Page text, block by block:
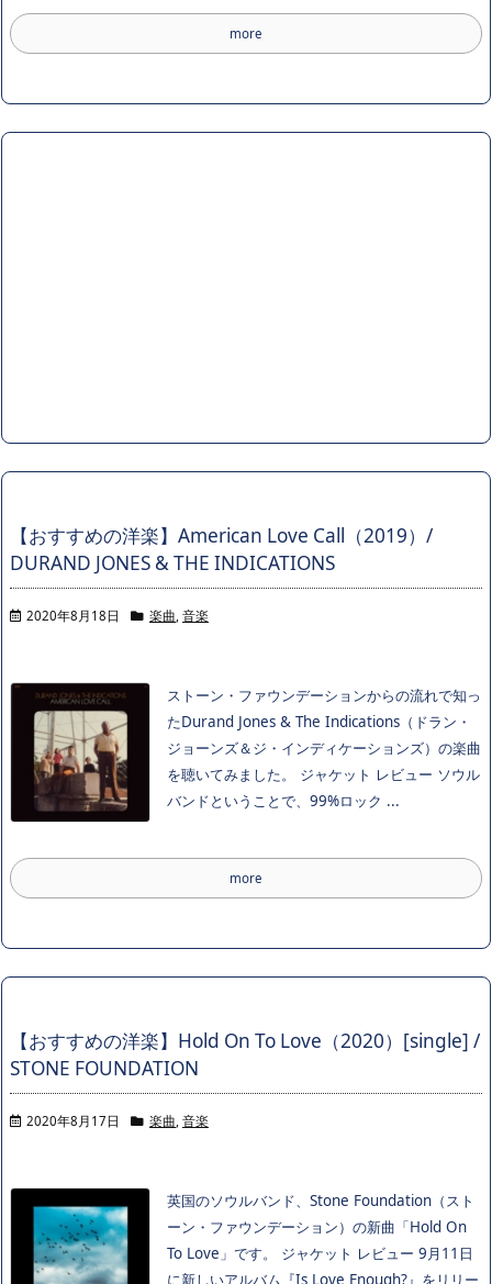
more
【おすすめの洋楽】American Love Call（2019）/
DURAND JONES & THE INDICATIONS
2020年8月18日 楽曲, 音楽
ストーン・ファウンデーションからの流れで知っ
たDurand Jones & The Indications（ドラン・
ジョーンズ＆ジ・インディケーションズ）の楽曲
を聴いてみました。 ジャケット レビュー ソウル
バンドということで、99%ロック ...
more
【おすすめの洋楽】Hold On To Love（2020）[single] /
STONE FOUNDATION
2020年8月17日 楽曲, 音楽
英国のソウルバンド、Stone Foundation（スト
ーン・ファウンデーション）の新曲「Hold On
To Love」です。 ジャケット レビュー 9月11日
に新しいアルバム『Is Love Enough?』をリリー